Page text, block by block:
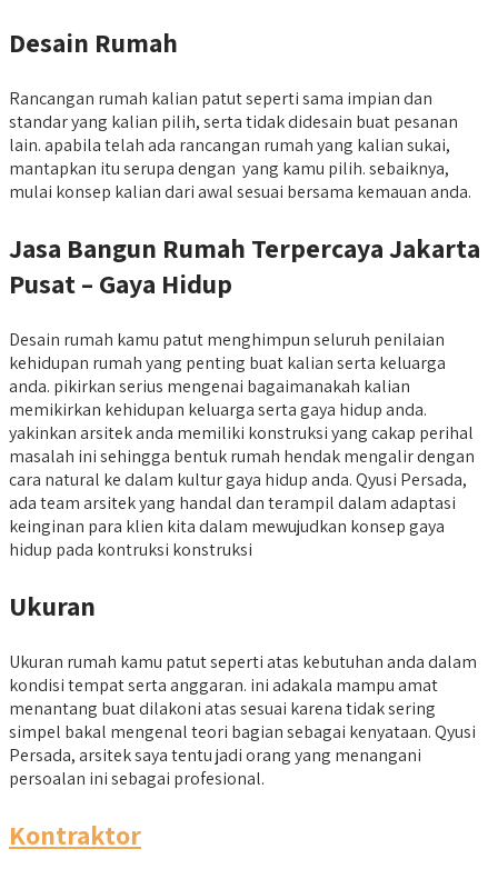
Desain Rumah
Rancangan rumah kalian patut seperti sama impian dan
standar yang kalian pilih, serta tidak didesain buat pesanan
lain. apabila telah ada rancangan rumah yang kalian sukai,
mantapkan itu serupa dengan yang kamu pilih. sebaiknya,
mulai konsep kalian dari awal sesuai bersama kemauan anda.
Jasa Bangun Rumah Terpercaya Jakarta
Pusat – Gaya Hidup
Desain rumah kamu patut menghimpun seluruh penilaian
kehidupan rumah yang penting buat kalian serta keluarga
anda. pikirkan serius mengenai bagaimanakah kalian
memikirkan kehidupan keluarga serta gaya hidup anda.
yakinkan arsitek anda memiliki konstruksi yang cakap perihal
masalah ini sehingga bentuk rumah hendak mengalir dengan
cara natural ke dalam kultur gaya hidup anda. Qyusi Persada,
ada team arsitek yang handal dan terampil dalam adaptasi
keinginan para klien kita dalam mewujudkan konsep gaya
hidup pada kontruksi konstruksi
Ukuran
Ukuran rumah kamu patut seperti atas kebutuhan anda dalam
kondisi tempat serta anggaran. ini adakala mampu amat
menantang buat dilakoni atas sesuai karena tidak sering
simpel bakal mengenal teori bagian sebagai kenyataan. Qyusi
Persada, arsitek saya tentu jadi orang yang menangani
persoalan ini sebagai profesional.
Kontraktor